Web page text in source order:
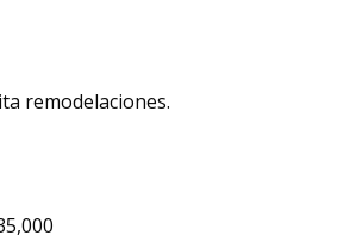
remodelaciones.